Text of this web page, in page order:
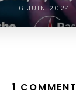
6 JUIN 2024
1 COMMENT